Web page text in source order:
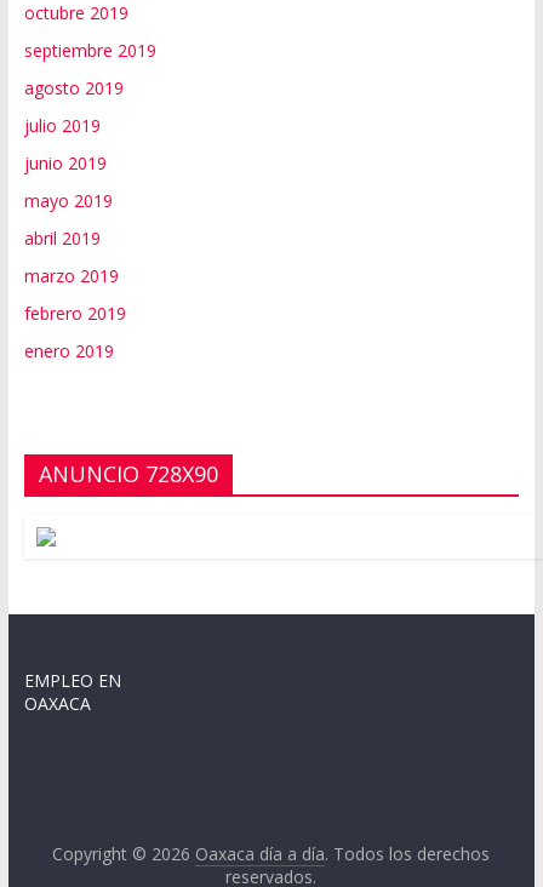
octubre 2019
septiembre 2019
agosto 2019
julio 2019
junio 2019
mayo 2019
abril 2019
marzo 2019
febrero 2019
enero 2019
ANUNCIO 728X90
EMPLEO EN
OAXACA
Copyright © 2026 Oaxaca día a día. Todos los derechos
reservados.